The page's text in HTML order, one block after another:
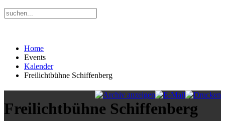
Home
Events
Kalender
Freilichtbühne Schiffenberg
Freilichtbühne Schiffenberg